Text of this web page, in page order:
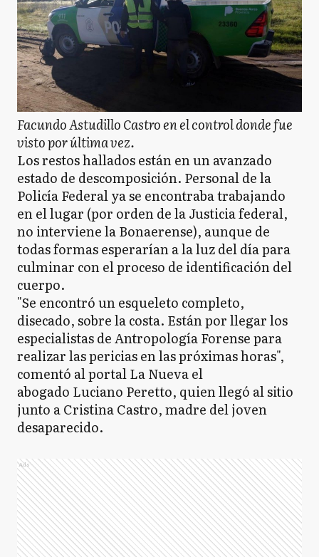
Facundo Astudillo Castro en el control donde fue
visto por última vez.
Los restos hallados están en un avanzado
estado de descomposición. Personal de la
Policía Federal ya se encontraba trabajando
en el lugar (por orden de la Justicia federal,
no interviene la Bonaerense), aunque de
todas formas esperarían a la luz del día para
culminar con el proceso de identificación del
cuerpo.
"Se encontró un esqueleto completo,
disecado, sobre la costa. Están por llegar los
especialistas de Antropología Forense para
realizar las pericias en las próximas horas",
comentó al portal La Nueva el
abogado Luciano Peretto, quien llegó al sitio
junto a Cristina Castro, madre del joven
desaparecido.
Ads